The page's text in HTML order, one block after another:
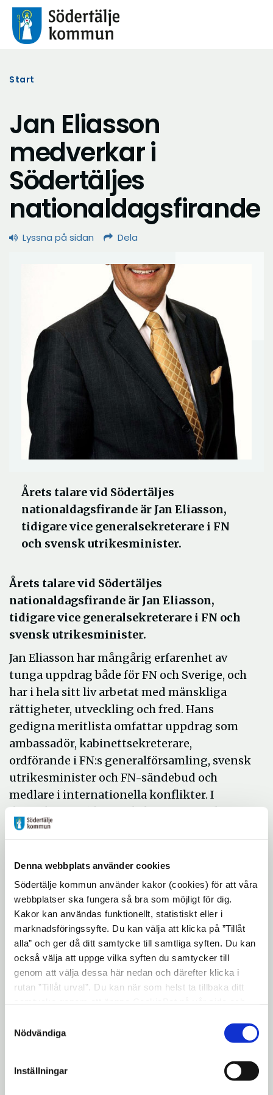
Denna webbplats använder cookies
Södertälje kommun använder kakor (cookies) för att våra
webbplatser ska fungera så bra som möjligt för dig.
Kakor kan användas funktionellt, statistiskt eller i
marknadsföringssyfte. Du kan välja att klicka på ”Tillåt
alla” och ger då ditt samtycke till samtliga syften. Du kan
också välja att uppge vilka syften du samtycker till
genom att välja dessa här nedan och därefter klicka i
rutan ”Tillåt urval”. Du kan när som helst ta tillbaka ditt
"Visa detaljer" kan du läsa om hur kakorna används och
hur vi och våra leverantörer inhämtar och behandlar
Nödvändiga
Inställningar
Start
Jan Eliasson
medverkar i
Södertäljes
nationaldagsfirande
Lyssna på sidan Dela
Årets talare vid Södertäljes
nationaldagsfirande är Jan Eliasson,
tidigare vice generalsekreterare i FN
och svensk utrikesminister.
Årets talare vid Södertäljes
nationaldagsfirande är Jan Eliasson,
tidigare vice generalsekreterare i FN och
svensk utrikesminister.
Jan Eliasson har mångårig erfarenhet av
tunga uppdrag både för FN och Sverige, och
har i hela sitt liv arbetat med mänskliga
rättigheter, utveckling och fred. Hans
gedigna meritlista omfattar uppdrag som
ambassadör, kabinettsekreterare,
ordförande i FN:s generalförsamling, svensk
utrikesminister och FN-sändebud och
medlare i internationella konflikter. I
december 2016 lämnade han sitt uppdrag
som vice generalsekreterare i FN, och
belöningsmedalj Illis Quorum av 18:e
storleken för sina livslånga insatser för fred.
Södertäljes nationaldagsfirande äger
traditionsenligt rum på Torekällberget den
6 juni. Dagen firas med festligheter och
aktiviteter för hela familjen.
Programmet på Råbyscenen inleds med
underhållning kl. 13 och det officiella
publiceras på kommunens webb längre
Mer information: